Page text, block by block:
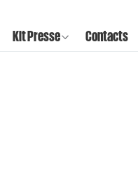
Kit Presse Contacts